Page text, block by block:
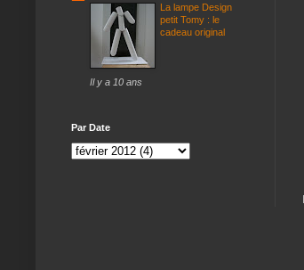
La lampe Design
petit Tomy : le
cadeau original
Il y a 10 ans
Par Date